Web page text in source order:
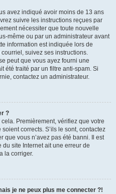
avez indiqué avoir moins de 13 ans
suivre les instructions reçues par
nécessiter que toute nouvelle
même ou par un administrateur avant
information est indiquée lors de
courriel, suivez ses instructions.
peut que vous ayez fourni une
été traité par un filtre anti-spam. Si
contactez un administrateur.
?
Premièrement, vérifiez que votre
corrects. S’ils le sont, contactez
que vous n’avez pas été banni. Il est
site Internet ait une erreur de
la corriger.
je ne peux plus me connecter ?!